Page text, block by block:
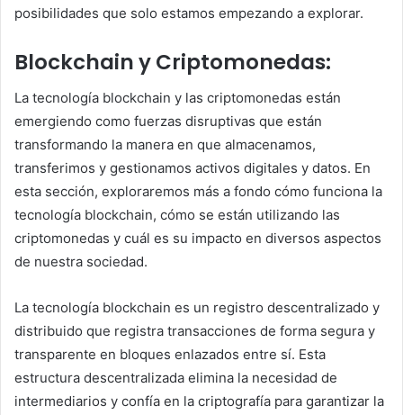
posibilidades que solo estamos empezando a explorar.
Blockchain y Criptomonedas:
La tecnología blockchain y las criptomonedas están
emergiendo como fuerzas disruptivas que están
transformando la manera en que almacenamos,
transferimos y gestionamos activos digitales y datos. En
esta sección, exploraremos más a fondo cómo funciona la
tecnología blockchain, cómo se están utilizando las
criptomonedas y cuál es su impacto en diversos aspectos
de nuestra sociedad.
La tecnología blockchain es un registro descentralizado y
distribuido que registra transacciones de forma segura y
transparente en bloques enlazados entre sí. Esta
estructura descentralizada elimina la necesidad de
intermediarios y confía en la criptografía para garantizar la